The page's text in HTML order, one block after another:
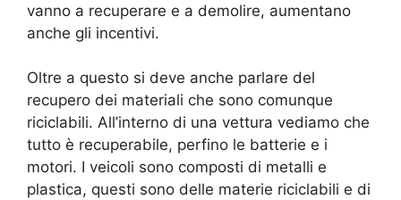
vanno a recuperare e a demolire, aumentano
anche gli incentivi.
Oltre a questo si deve anche parlare del
recupero dei materiali che sono comunque
riciclabili. All’interno di una vettura vediamo che
tutto è recuperabile, perfino le batterie e i
motori. I veicoli sono composti di metalli e
plastica, questi sono delle materie riciclabili e di